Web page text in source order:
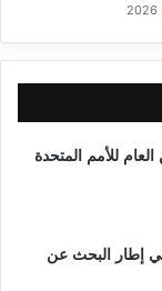
للأمم المتحدة
5 أميال في إطار البحث عن